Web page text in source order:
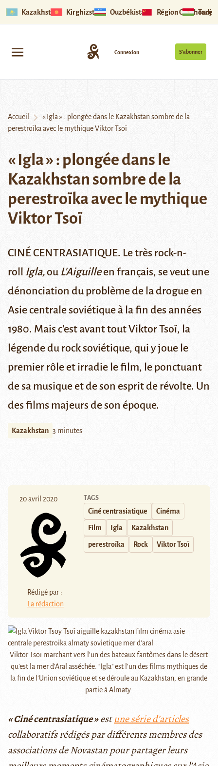
Kazakhstan Kirghizstan Ouzbékistan Région Ouïghoure
S’abonner
Connexion
Accueil
« Igla » : plongée dans le Kazakhstan sombre de la
perestroïka avec le mythique Viktor Tsoï
« Igla » : plongée dans le
Kazakhstan sombre de la
perestroïka avec le mythique
Viktor Tsoï
CINÉ CENTRASIATIQUE. Le très rock-n-
roll Igla, ou L'Aiguilleen français, se veut une
dénonciation du problème de la drogue en
Asie centrale soviétique à la fin des années
1980. Mais c'est avant tout Viktor Tsoï, la
légende du rock soviétique, qui y joue le
premier rôle et irradie le film, le ponctuant
de sa musique et de son esprit de révolte. Un
des films majeurs de son époque.
Kazakhstan 3 minutes
20 avril 2020
Rédigé par :
La rédaction
TAGS
Ciné centrasiatique Cinéma
Film Igla Kazakhstan
perestroïka Rock Viktor Tsoï
Viktor Tsoï marchant vers l'un des bateaux fantômes dans le désert
qu'est la mer d'Aral asséchée. "Igla" est l'un des films mythiques de
la fin de l'Union soviétique et se déroule au Kazakhstan, en grande
partie à Almaty.
« Ciné centrasiatique »estune série d’articles
collaboratifs rédigés par différents membres des
associations de Novastan pour partager leurs